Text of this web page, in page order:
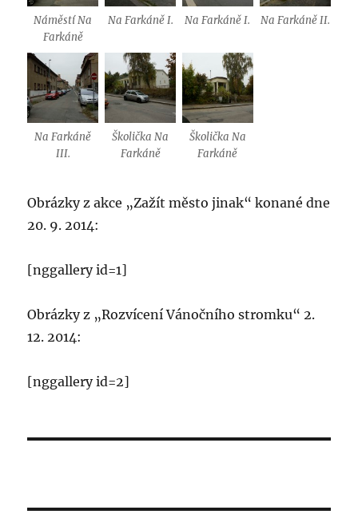
Náměstí Na
Farkáně
Na Farkáně I. Na Farkáně I. Na Farkáně II.
Na Farkáně
III.
Školička Na
Farkáně
Školička Na
Farkáně
Obrázky z akce „Zažít město jinak“ konané dne
20. 9. 2014:
[nggallery id=1]
Obrázky z „Rozvícení Vánočního stromku“ 2.
12. 2014:
[nggallery id=2]